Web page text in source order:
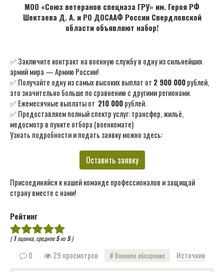
МОО «Союз ветеранов спецназа ГРУ» им. Героя РФ
Шектаева Д. А. и РО ДОСААФ России Свердловской
области объявляют набор!
✅ Заключите контракт на военную службу в одну из сильнейших
армий мира — Армию России!
✅ Получайте одну из самых высоких выплат от 2 900 000рублей,
это значительно больше по сравнению с другими регионами.
✅ Ежемесячные выплаты от 210 000рублей.
✅ Предоставляем полный спектр услуг: трансфер, жильё,
медосмотр в пункте отбора (военкомате)
Узнать подробности и подать заявку можно здесь:
Оставить заявку
Присоединяйся к нашей команде профессионалов и защищай
страну вместе с нами!
Рейтинг
(1оценка, среднее5из5)
0 29 просмотров Военное обозрение Источник